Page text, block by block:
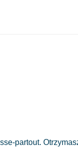
partout.